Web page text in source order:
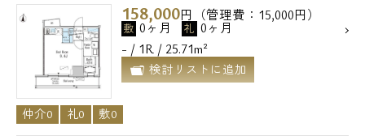
158,000円（管理費：15,000円）
敷 0ヶ月 礼 0ヶ月
- / 1R / 25.71m²
検討リストに追加
仲介0 礼0 敷0